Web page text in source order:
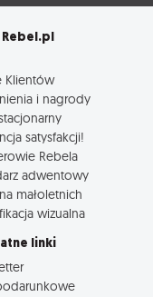
Klientów
i nagrody
satysfakcji!
Rebela
adwentowy
małoletnich
wizualna
linki